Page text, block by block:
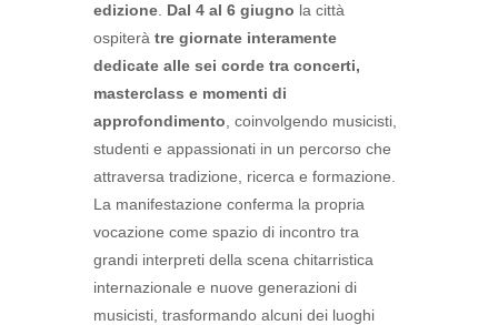
edizione Dal 4 al 6 giugno la città
ospiterà tre giornate interamente
dedicate alle sei corde tra concerti,
masterclass e momenti di
approfondimento , coinvolgendo musicisti,
studenti e appassionati in un percorso che
attraversa tradizione, ricerca e formazione.
La manifestazione conferma la propria
vocazione come spazio di incontro tra
grandi interpreti della scena chitarristica
internazionale e nuove generazioni di
musicisti, trasformando alcuni dei luoghi